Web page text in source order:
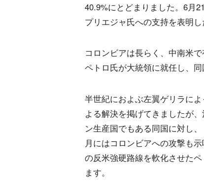
40.9%にとどまりました。6月
プリエジャ氏への支持を表明
コロンビアは長らく、中南米
ペトロ氏が大統領に就任し、
半世紀におよぶ左翼ゲリラに
よる解決を掲げてきましたが
ン生産国でもある同国に対し
月にはコロンビアへの攻撃も
の反米強硬路線を軟化させた
ます。